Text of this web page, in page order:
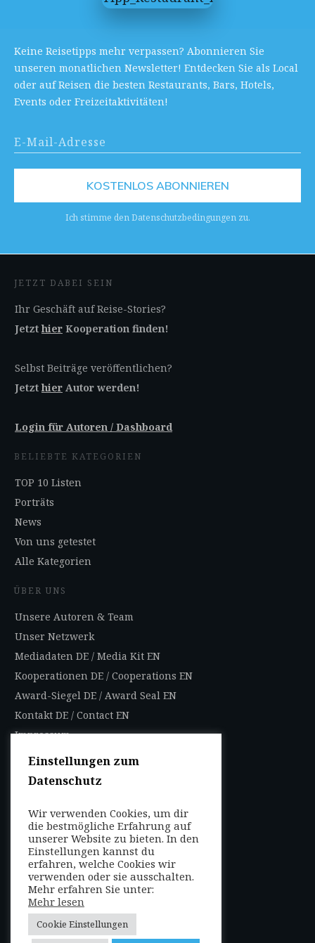
Keine Reisetipps mehr verpassen? Abonnieren Sie
unseren monatlichen Newsletter! Entdecken Sie als Local
oder auf Reisen die besten Restaurants, Bars, Hotels,
Events oder Freizeitaktivitäten!
KOSTENLOS ABONNIEREN
Ich stimme den Datenschutzbedingungen zu.
JETZT DABEI SEIN
Ihr Geschäft auf Reise-Stories?
Jetzthier Kooperation finden!
Selbst Beiträge veröffentlichen?
Jetzthier Autor werden!
Login für Autoren / Dashboard
BELIEBTE KATEGORIEN
TOP 10 Listen
Porträts
News
Von uns getestet
Alle Kategorien
ÜBER UNS
Unsere Autoren & Team
Unser Netzwerk
Mediadaten DE / Media Kit EN
Kooperationen DE / Cooperations EN
Award-Siegel DE / Award Seal EN
Kontakt DE / Contact EN
Impressum
Datenschutzbestimmungen
Nutzungsbedingungen
FOLGEN SIE UNS
Entdecken Sie weltweit
mit uns die Highlights in
jeder Region als Local
oder auf Reisen!
Einstellungen zum
Datenschutz
Wir verwenden Cookies, um dir
die bestmögliche Erfahrung auf
unserer Website zu bieten. In den
Einstellungen kannst du
erfahren, welche Cookies wir
verwenden oder sie ausschalten.
Mehr erfahren Sie unter:
Mehr lesen
Cookie Einstellungen